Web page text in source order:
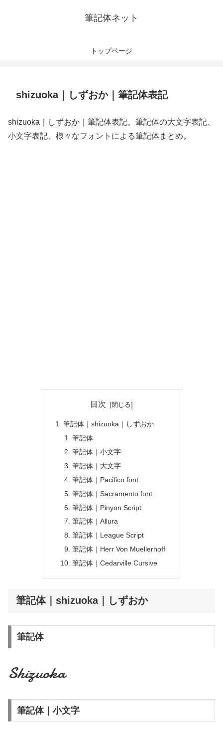
筆記体ネット
トップページ
shizuoka｜しずおか｜筆記体表記
shizuoka｜しずおか｜筆記体表記。筆記体の大文字表記、
小文字表記、様々なフォントによる筆記体まとめ。
目次
筆記体｜shizuoka｜しずおか
筆記体
筆記体｜小文字
筆記体｜大文字
筆記体｜Pacifico font
筆記体｜Sacramento font
筆記体｜Pinyon Script
筆記体｜Allura
筆記体｜League Script
筆記体｜Herr Von Muellerhoff
筆記体｜Cedarville Cursive
筆記体｜shizuoka｜しずおか
筆記体
Shizuoka
筆記体｜小文字